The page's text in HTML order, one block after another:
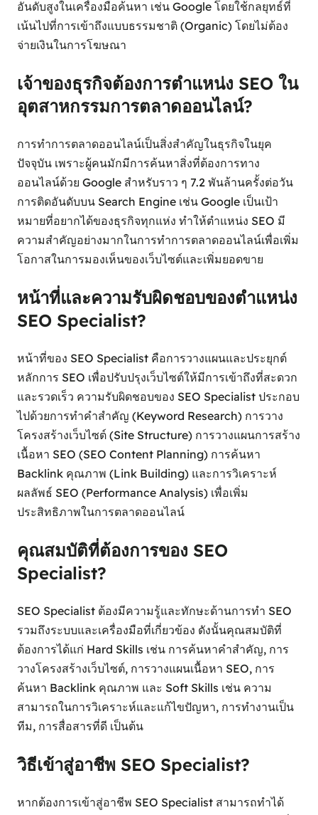
อันดับสูงในเครื่องมือค้นหา เช่น Google โดยใช้กลยุทธ์ที่
เน้นไปที่การเข้าถึงแบบธรรมชาติ (Organic) โดยไม่ต้อง
จ่ายเงินในการโฆษณา
เจ้าของธุรกิจต้องการตำแหน่ง SEO ใน
อุตสาหกรรมการตลาดออนไลน์?
การทำการตลาดออนไลน์เป็นสิ่งสำคัญในธุรกิจในยุค
ปัจจุบัน เพราะผู้คนมักมีการค้นหาสิ่งที่ต้องการทาง
ออนไลน์ด้วย Google สำหรับราว ๆ 7.2 พันล้านครั้งต่อวัน
การติดอันดับบน Search Engine เช่น Google เป็นเป้า
หมายที่อยากได้ของธุรกิจทุกแห่ง ทำให้ตำแหน่ง SEO มี
ความสำคัญอย่างมากในการทำการตลาดออนไลน์เพื่อเพิ่ม
โอกาสในการมองเห็นของเว็บไซต์และเพิ่มยอดขาย
หน้าที่และความรับผิดชอบของตำแหน่ง
SEO Specialist?
หน้าที่ของ SEO Specialist คือการวางแผนและประยุกต์
หลักการ SEO เพื่อปรับปรุงเว็บไซต์ให้มีการเข้าถึงที่สะดวก
และรวดเร็ว ความรับผิดชอบของ SEO Specialist ประกอบ
ไปด้วยการทำคำสำคัญ (Keyword Research) การวาง
โครงสร้างเว็บไซต์ (Site Structure) การวางแผนการสร้าง
เนื้อหา SEO (SEO Content Planning) การค้นหา
Backlink คุณภาพ (Link Building) และการวิเคราะห์
ผลลัพธ์ SEO (Performance Analysis) เพื่อเพิ่ม
ประสิทธิภาพในการตลาดออนไลน์
คุณสมบัติที่ต้องการของ SEO
Specialist?
SEO Specialist ต้องมีความรู้และทักษะด้านการทำ SEO
รวมถึงระบบและเครื่องมือที่เกี่ยวข้อง ดังนั้นคุณสมบัติที่
ต้องการได้แก่ Hard Skills เช่น การค้นหาคำสำคัญ, การ
วางโครงสร้างเว็บไซต์, การวางแผนเนื้อหา SEO, การ
ค้นหา Backlink คุณภาพ และ Soft Skills เช่น ความ
สามารถในการวิเคราะห์และแก้ไขปัญหา, การทำงานเป็น
ทีม, การสื่อสารที่ดี เป็นต้น
วิธีเข้าสู่อาชีพ SEO Specialist?
หากต้องการเข้าสู่อาชีพ SEO Specialist สามารถทำได้